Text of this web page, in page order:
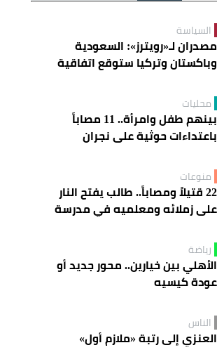
السياسة
مصدران لـ«رويترز»: السعودية
وباكستان وتركيا ستوقع اتفاقية
محليات
بينهم طفل وامرأة.. 11 مصاباً
باعتداءات حوثية على نجران
منوعات
22 قتيلاً ومصاباً.. طالب يفتح النار
على زملائه ومعلميه في مدرسة
رياضة
الأهلي بين خيارين.. محور جديد أو
عودة كيسيه
الناس
العنزي إلى رتبة «ملازم أول»